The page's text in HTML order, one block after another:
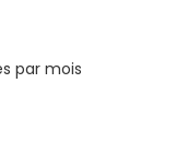
par mois